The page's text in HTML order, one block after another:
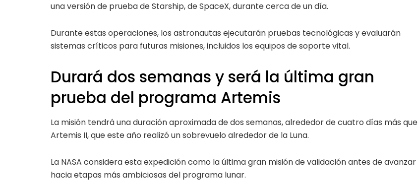
una versión de prueba de Starship, de SpaceX, durante cerca de un día.
Durante estas operaciones, los astronautas ejecutarán pruebas tecnológicas y evaluarán
sistemas críticos para futuras misiones, incluidos los equipos de soporte vital.
Durará dos semanas y será la última gran
prueba del programa Artemis
La misión tendrá una duración aproximada de dos semanas, alrededor de cuatro días más que
Artemis II, que este año realizó un sobrevuelo alrededor de la Luna.
La NASA considera esta expedición como la última gran misión de validación antes de avanzar
hacia etapas más ambiciosas del programa lunar.